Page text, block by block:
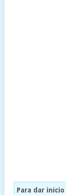
Para dar